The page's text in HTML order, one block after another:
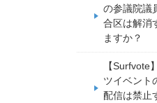
の参議院議
合区は解消
ますか？
【Surfvote
ツイベント
配信は禁止